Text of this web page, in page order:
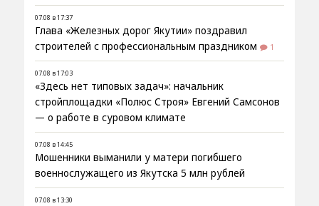
07.08 в 17:37
Глава «Железных дорог Якутии» поздравил
строителей с профессиональным праздником
1
07.08 в 17:03
«Здесь нет типовых задач»: начальник
стройплощадки «Полюс Строя» Евгений Самсонов
— о работе в суровом климате
07.08 в 14:45
Мошенники выманили у матери погибшего
военнослужащего из Якутска 5 млн рублей
07.08 в 13:30